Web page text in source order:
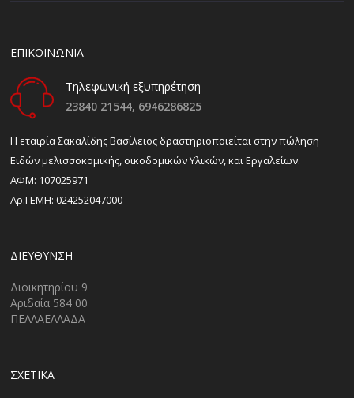
ΕΠΙΚΟΙΝΩΝΙΑ
Τηλεφωνική εξυπηρέτηση
23840 21544, 6946286825
H εταιρία Σακαλίδης Βασίλειος δραστηριοποιείται στην πώληση
Ειδών μελισσοκομικής, οικοδομικών Υλικών, και Εργαλείων.
ΑΦΜ: 107025971
Αρ.ΓΕΜΗ: 024252047000
ΔΙΕΎΘΥΝΣΗ
Διοικητηρίου 9
Αριδαία 584 00
ΠΕΛΛΑΕΛΛΑΔΑ
ΣΧΕΤΙΚΑ